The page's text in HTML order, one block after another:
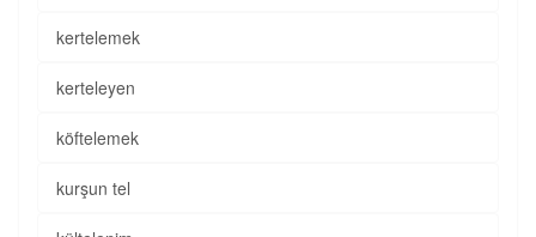
kertelemek
kerteleyen
köftelemek
kurşun tel